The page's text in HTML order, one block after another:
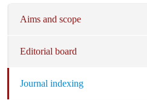
Aims and scope
Editorial board
Journal indexing